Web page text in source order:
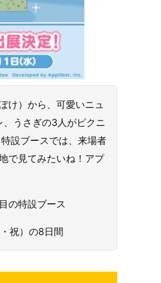
け）から、可愛いニュ
うさぎの3人がピクニ
設ブースでは、来場者
で見てみたいね！アプ
の特設ブース
祝）の8日間